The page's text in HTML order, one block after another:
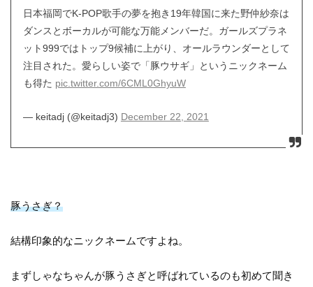
日本福岡でK-POP歌手の夢を抱き19年韓国に来た野仲紗奈は
ダンスとボーカルが可能な万能メンバーだ。ガールズプラネ
ット999ではトップ9候補に上がり、オールラウンダーとして
注目された。愛らしい姿で「豚ウサギ」というニックネーム
も得た pic.twitter.com/6CML0GhyuW
— keitadj (@keitadj3) December 22, 2021
豚うさぎ？
結構印象的なニックネームですよね。
まずしゃなちゃんが豚うさぎと呼ばれているのも初めて聞き